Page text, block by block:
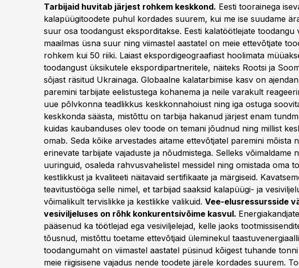
Tarbijaid huvitab järjest rohkem keskkond. Eesti toorainega
kalapüügitoodete puhul kordades suurem, kui me ise suudame
suur osa toodangust eksporditakse. Eesti kalatöötlejate toodangu
maailmas üsna suur ning viimastel aastatel on meie ettevõtjate
rohkem kui 50 riiki. Laiast ekspordigeograafiast hoolimata
toodangust üksikutele ekspordipartneritele, näiteks Rootsi ja
sõjast räsitud Ukrainaga. Globaalne kalatarbimise kasv on
paremini tarbijate eelistustega kohanema ja neile varakult
uue põlvkonna teadlikkus keskkonnahoiust ning iga ostuga
keskkonda säästa, mistõttu on tarbija hakanud järjest enam
kuidas kaubanduses olev toode on temani jõudnud ning millist
omab. Seda kõike arvestades aitame ettevõtjatel paremini mõista
erinevate tarbijate vajaduste ja nõudmistega. Selleks võimaldame
uuringuid, osaleda rahvusvahelistel messidel ning omistada oma
kestlikkust ja kvaliteeti näitavaid sertifikaate ja märgiseid.
teavitustööga selle nimel, et tarbijad saaksid kalapüügi- ja
võimalikult tervislikke ja kestlikke valikuid. Vee-elusressursside
vesiviljeluses on rõhk konkurentsivõime kasvul.
pääsenud ka töötlejad ega vesiviljelejad, kelle jaoks
tõusnud, mistõttu toetame ettevõtjaid üleminekul
toodangumaht on viimastel aastatel püsinud kõigest tuhande
meie riigisisene vajadus nende toodete järele kordades suurem.